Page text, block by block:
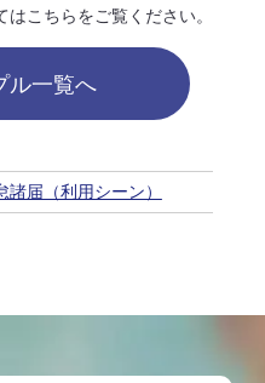
こちらをご覧ください。
ル一覧へ
届（利用シーン）